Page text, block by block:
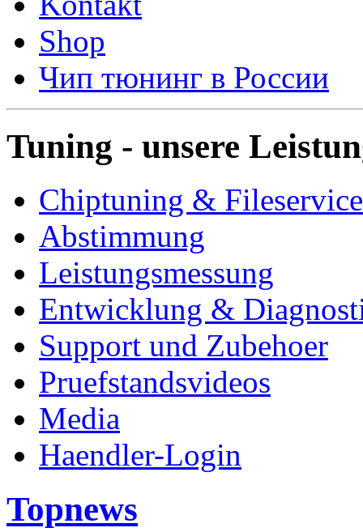
Shop
Чип тюнинг в России
Tuning - unsere
Chiptuning & Fileservice
Abstimmung
Leistungsmessung
Entwicklung &
Support und Zubehoer
Pruefstandsvideos
Media
Haendler-Login
Topnews